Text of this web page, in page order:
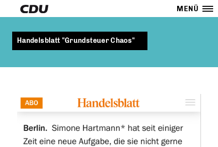
MENÜ
Handelsblatt "Grundsteuer Chaos"